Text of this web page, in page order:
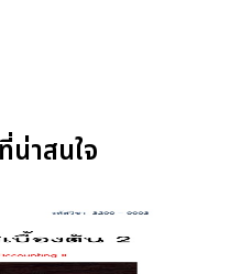
น่าสนใจ